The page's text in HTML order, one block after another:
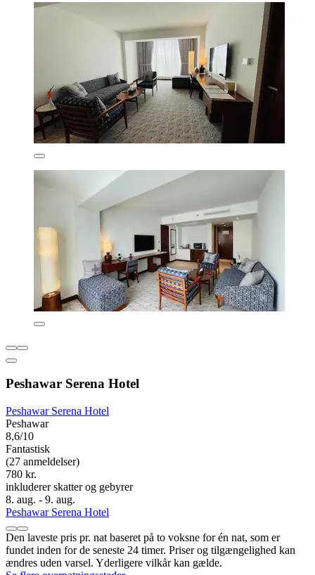
Peshawar Serena Hotel
Peshawar Serena Hotel
Peshawar
8,6/10
Fantastisk
(27 anmeldelser)
780 kr.
inkluderer skatter og gebyrer
8. aug. - 9. aug.
Peshawar Serena Hotel
Den laveste pris pr. nat baseret på to voksne for én nat, som er
fundet inden for de seneste 24 timer. Priser og tilgængelighed kan
ændres uden varsel. Yderligere vilkår kan gælde.